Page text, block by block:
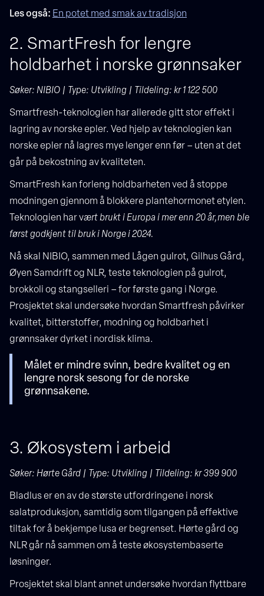
Les også: En potet med smak av tradisjon
2. SmartFresh for lengre
holdbarhet i norske grønnsaker
Søker: NIBIO | Type: Utvikling | Tildeling: kr 1 122 500
Smartfresh-teknologien har allerede gitt stor effekt i
lagring av norske epler. Ved hjelp av teknologien kan
norske epler nå lagres mye lenger enn før – uten at det
går på bekostning av kvaliteten.
SmartFresh kan forleng holdbarheten ved å stoppe
modningen gjennom å blokkere plantehormonet etylen.
Teknologien har vært brukt i Europa i mer enn 20 år,men ble
først godkjent til bruk i Norge i 2024.
Nå skal NIBIO, sammen med Lågen gulrot, Gilhus Gård,
Øyen Samdrift og NLR, teste teknologien på gulrot,
brokkoli og stangselleri – for første gang i Norge.
Prosjektet skal undersøke hvordan Smartfresh påvirker
kvalitet, bitterstoffer, modning og holdbarhet i
grønnsaker dyrket i nordisk klima.
Målet er mindre svinn, bedre kvalitet og en
lengre norsk sesong for de norske
grønnsakene.
3. Økosystem i arbeid
Søker: Hørte Gård | Type: Utvikling | Tildeling: kr 399 900
Bladlus er en av de største utfordringene i norsk
salatproduksjon, samtidig som tilgangen på effektive
tiltak for å bekjempe lusa er begrenset. Hørte gård og
NLR går nå sammen om å teste økosystembaserte
løsninger.
Prosjektet skal blant annet undersøke hvordan flyttbare